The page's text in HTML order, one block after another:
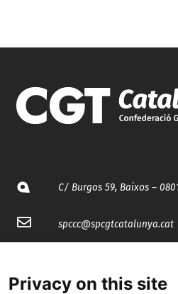
C/ Burgos 59, Baixos –
spccc@spcgtcatalunya.cat
Privacy on this site